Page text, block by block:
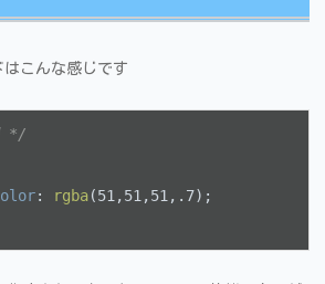
こんな感じです
*/
: rgba(51,51,51,.7);